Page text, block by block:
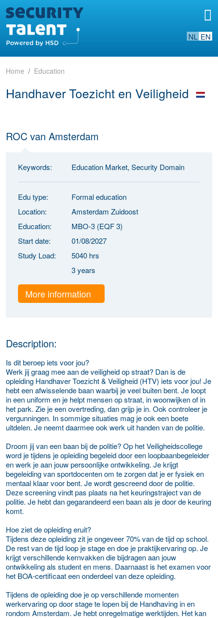
NL EN
Home Education
Handhaver Toezicht en Veiligheid
ROC van Amsterdam
Keywords: Education Market, Security Domain
Edu type:
Formal education
Location:
Amsterdam Zuidoost
Education:
MBO-3 (EQF 3)
Start date:
01/08/2027
Study Load:
5040 hrs
3 years
More information
Description:
Is dit beroep iets voor jou?
Werk jij graag mee aan de veiligheid op straat? Dan is de
opleiding Handhaver Toezicht & Veiligheid (HTV) iets voor jou! Je
hebt een afwisselende baan waarbij je veel buiten bent. Je loopt
in een uniform en je helpt mensen op straat, in woonwijken of in
het park. Zie je een overtreding, dan grijp je in. Ook controleer je
vergunningen. In sommige situaties mag je ook een boete
uitdelen. Je neemt daarmee ook werk uit handen van de politie.
Droom jij van een baan bij de politie? Op het Veiligheidscollege
word je tijdens je opleiding begeleid door een loopbaanbegeleider
en werk je aan jouw persoonlijke ontwikkeling. Je krijgt
begeleiding van sportdocenten om te zorgen dat je er fysiek en
mentaal klaar voor bent. Je wordt gescreend door de politie.
Deze screening vindt pas plaats na het keuringstraject van de
politie. Je hebt dan gegarandeerd een baan als je door de keuring
komt.
Hoe ziet de opleiding eruit?
Tijdens deze opleiding zit je ongeveer 70% van de tijd op school.
De rest van de tijd loop je stage en doe je praktijkervaring op. Je
krijgt verschillende kernvakken die bijdragen aan jouw
ontwikkeling als student en mens. Daarnaast is het examen voor
het BOA-certificaat een onderdeel van deze opleiding.
Tijdens de opleiding doe je op verschillende momenten
werkervaring op door stage te lopen bij de Handhaving in en
rondom Amsterdam. Je hebt onregelmatige werktijden. Het kan